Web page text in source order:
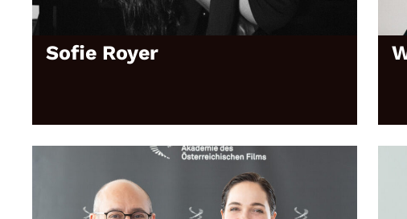
Sofie Royer